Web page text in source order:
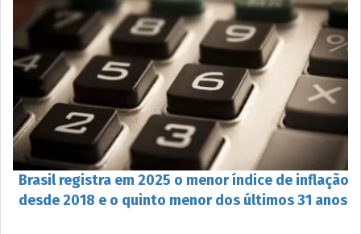
Brasil registra em 2025 o menor índice de inflação
desde 2018 e o quinto menor dos últimos 31 anos